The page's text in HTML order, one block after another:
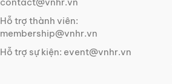
Hỗ trợ thành viên:
membership@vnhr.vn
Hỗ trợ sự kiện: event@vnhr.vn